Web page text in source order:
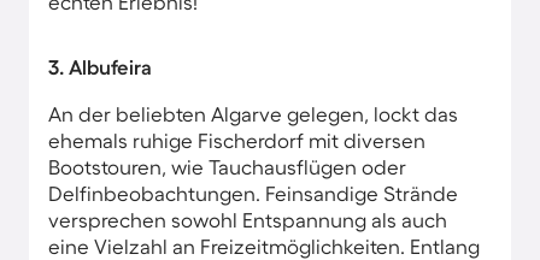
3. Albufeira
An der beliebten Algarve gelegen, lockt das
ehemals ruhige Fischerdorf mit diversen
Bootstouren, wie Tauchausflügen oder
Delfinbeobachtungen. Feinsandige Strände
versprechen sowohl Entspannung als auch
eine Vielzahl an Freizeitmöglichkeiten. Entlang